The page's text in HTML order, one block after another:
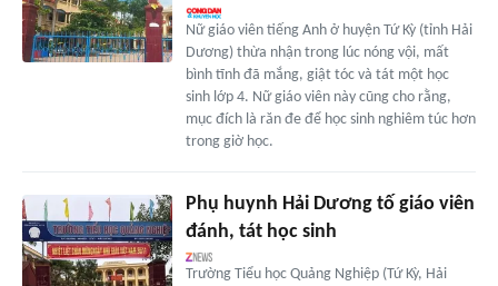
Nữ giáo viên tiếng Anh ở huyện Tứ Kỳ (tỉnh Hải
Dương) thừa nhận trong lúc nóng vội, mất
bình tĩnh đã mắng, giật tóc và tát một học
sinh lớp 4. Nữ giáo viên này cũng cho rằng,
mục đích là răn đe để học sinh nghiêm túc hơn
trong giờ học.
Phụ huynh Hải Dương tố giáo viên
đánh, tát học sinh
Trường Tiểu học Quảng Nghiệp (Tứ Kỳ, Hải